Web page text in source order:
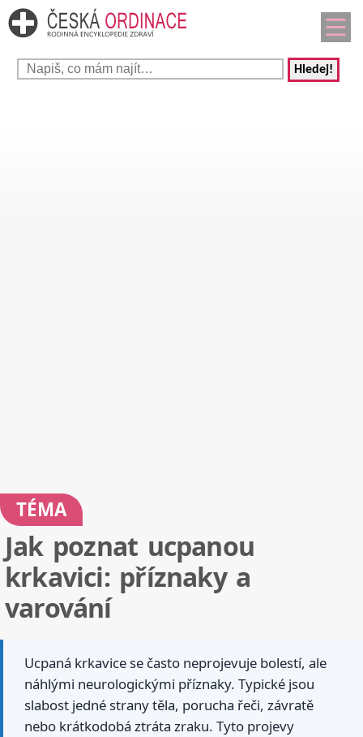
Hledej!
TÉMA
Jak poznat ucpanou
krkavici: příznaky a
varování
Ucpaná krkavice se často neprojevuje bolestí, ale
náhlými neurologickými příznaky. Typické jsou
slabost jedné strany těla, porucha řeči, závratě
nebo krátkodobá ztráta zraku. Tyto projevy